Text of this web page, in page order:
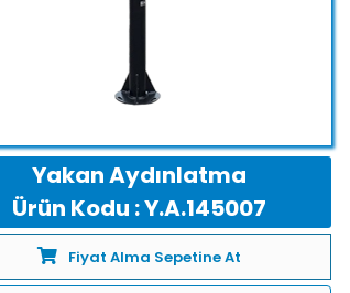
Yakan Aydınlatma
Ürün Kodu : Y.A.145007
Fiyat Alma Sepetine At